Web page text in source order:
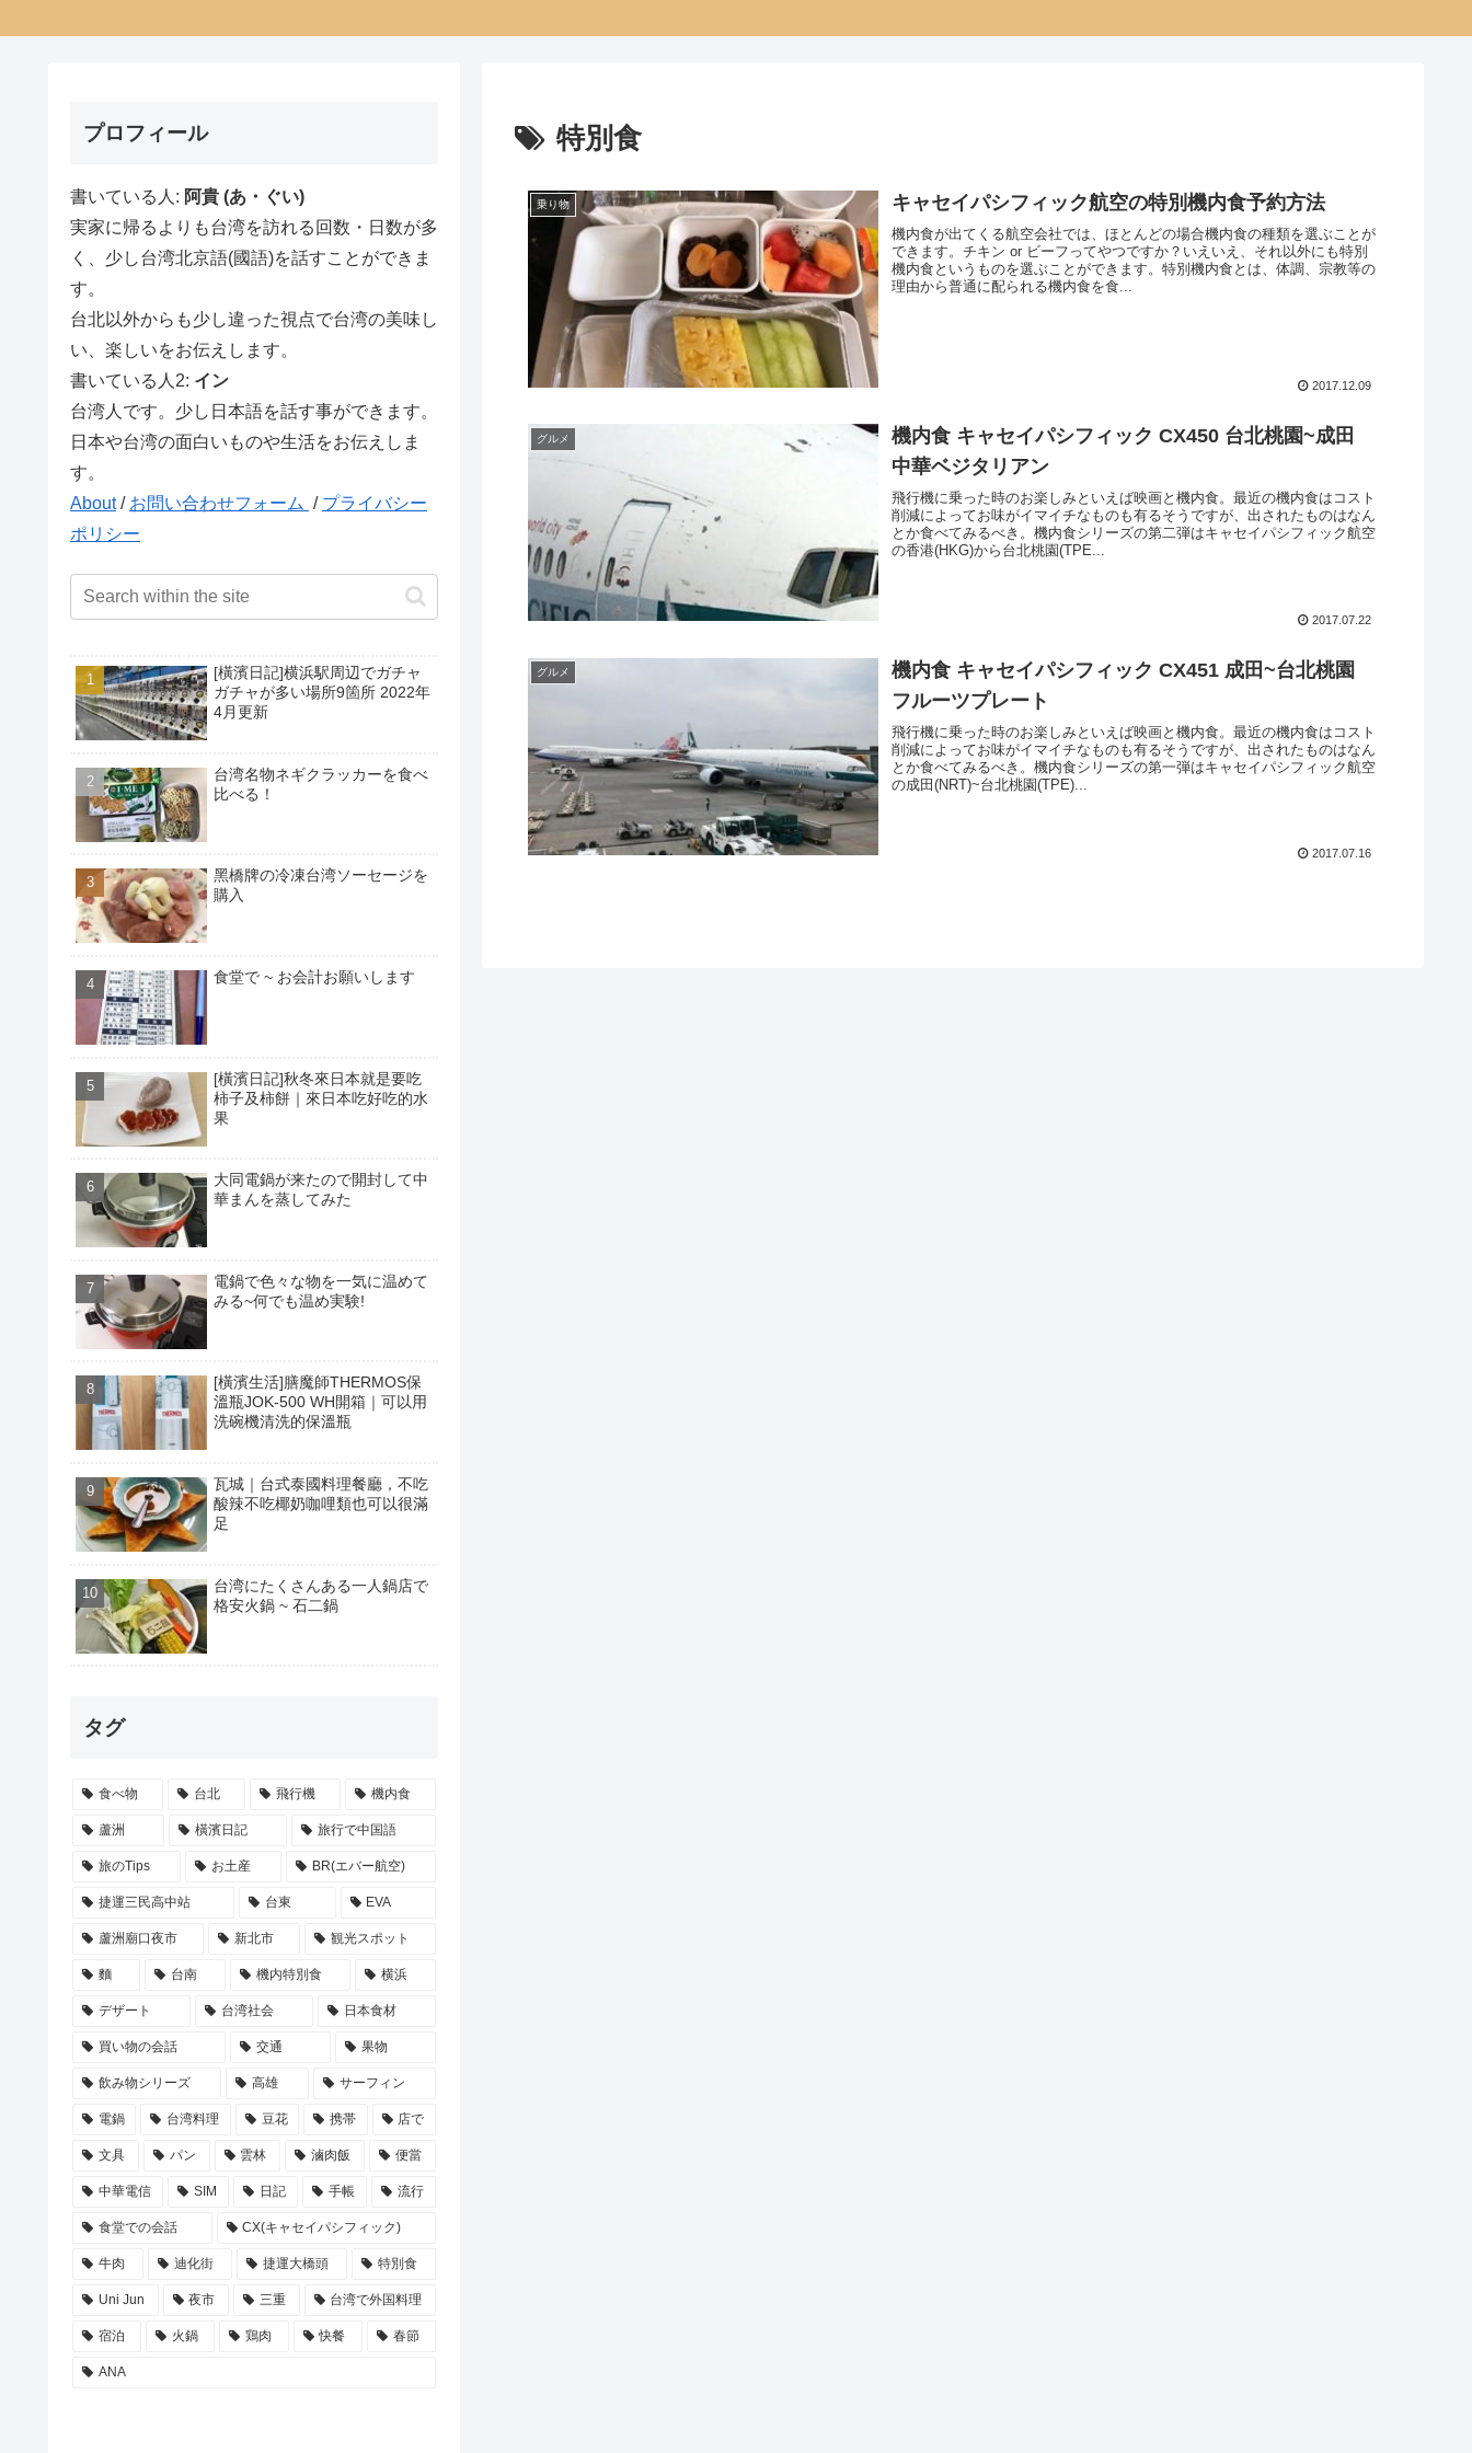
特別食
乗り物 キャセイパシフィック航空の特別機内食予約方法
機内食が出てくる航空会社では、ほとんどの場合機内食の種類を選ぶことが
できます。チキン or ビーフってやつですか？いえいえ、それ以外にも特別
機内食というものを選ぶことができます。特別機内食とは、体調、宗教等の
理由から普通に配られる機内食を食...
2017.12.09
グルメ
機内食 キャセイパシフィック CX450 台北桃園~成田
中華ベジタリアン
飛行機に乗った時のお楽しみといえば映画と機内食。最近の機内食はコスト
削減によってお味がイマイチなものも有るそうですが、出されたものはなん
とか食べてみるべき。機内食シリーズの第二弾はキャセイパシフィック航空
の香港(HKG)から台北桃園(TPE...
2017.07.22
グルメ
機内食 キャセイパシフィック CX451 成田~台北桃園
フルーツプレート
飛行機に乗った時のお楽しみといえば映画と機内食。最近の機内食はコスト
削減によってお味がイマイチなものも有るそうですが、出されたものはなん
とか食べてみるべき。機内食シリーズの第一弾はキャセイパシフィック航空
の成田(NRT)~台北桃園(TPE)...
2017.07.16
プロフィール
書いている人: 阿貴 (あ・ぐい)
実家に帰るよりも台湾を訪れる回数・日数が多
く、少し台湾北京語(國語)を話すことができま
す。
台北以外からも少し違った視点で台湾の美味し
い、楽しいをお伝えします。
書いている人2: イン
台湾人です。少し日本語を話す事ができます。
日本や台湾の面白いものや生活をお伝えしま
す。
About/ お問い合わせフォーム / プライバシー
ポリシー
[橫濱日記]横浜駅周辺でガチャ
ガチャが多い場所9箇所 2022年
4月更新
台湾名物ネギクラッカーを食べ
比べる！
黑橋牌の冷凍台湾ソーセージを
購入
食堂で ~ お会計お願いします
[橫濱日記]秋冬來日本就是要吃
柿子及柿餅｜來日本吃好吃的水
果
大同電鍋が来たので開封して中
華まんを蒸してみた
電鍋で色々な物を一気に温めて
みる~何でも温め実験!
[橫濱生活]膳魔師THERMOS保
溫瓶JOK-500 WH開箱｜可以用
洗碗機清洗的保溫瓶
瓦城｜台式泰國料理餐廳，不吃
酸辣不吃椰奶咖哩類也可以很滿
足
台湾にたくさんある一人鍋店で
格安火鍋 ~ 石二鍋
タグ
食べ物 台北 飛行機 機内食
蘆洲 橫濱日記 旅行で中国語
旅のTips お土産 BR(エバー航空)
捷運三民高中站 台東 EVA
蘆洲廟口夜市 新北市 観光スポット
麵 台南 機内特別食 横浜
デザート 台湾社会 日本食材
買い物の会話 交通 果物
飲み物シリーズ 高雄 サーフィン
電鍋 台湾料理 豆花 携帯 店で
文具 パン 雲林 滷肉飯 便當
中華電信 SIM 日記 手帳 流行
食堂での会話 CX(キャセイパシフィック)
牛肉 迪化街 捷運大橋頭 特別食
Uni Jun 夜市 三重 台湾で外国料理
宿泊 火鍋 鶏肉 快餐 春節
ANA